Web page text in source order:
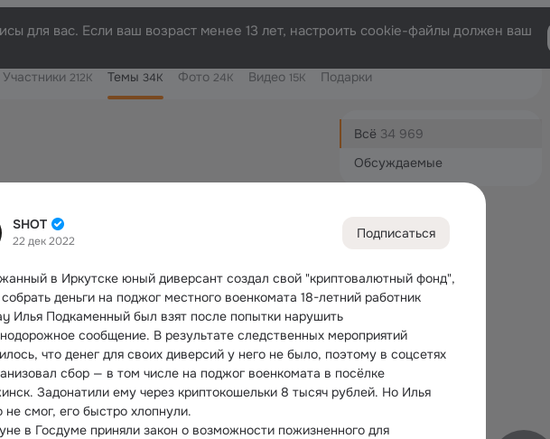
SHOT
22 дек 2022
Подписаться
в Иркутске юный диверсант создал свой "криптовалютный фонд",
деньги на поджог местного военкомата 18-летний работник
Илья Подкаменный был взят после попытки нарушить
сообщение. В результате следственных мероприятий
что денег для своих диверсий у него не было, поэтому в соцсетях
сбор — в том числе на поджог военкомата в посёлке
Задонатили ему через криптокошельки 8 тысяч рублей. Но Илья
не смог, его быстро хлопнули.
в Госдуме приняли закон о возможности пожизненного для
для вас. Если ваш возраст менее 13 лет, настроить cookie-файлы должен ваш
Участники 212K Темы 34K Фото 24K Видео 15K Подарки
Дополнительная
колонка
Всё 34 969
Обсуждаемые